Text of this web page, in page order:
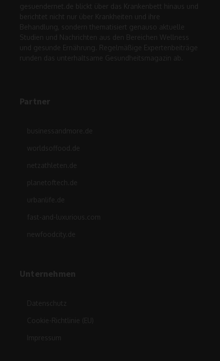
gesuendernet.de blickt über das Krankenbett hinaus und
berichtet nicht nur über Krankheiten und ihre
Behandlung, sondern thematisiert genauso aktuelle
Studien und Nachrichten aus den Bereichen Wellness
und gesunde Ernährung. Regelmäßige Expertenbeiträge
runden das unterhaltsame Gesundheitsmagazin ab.
Partner
businessandmore.de
worldsoffood.de
netzathleten.de
planetoftech.de
urbanlife.de
fast-and-luxurious.com
newfoodcity.de
Unternehmen
Datenschutz
Cookie-Richtlinie (EU)
Impressum